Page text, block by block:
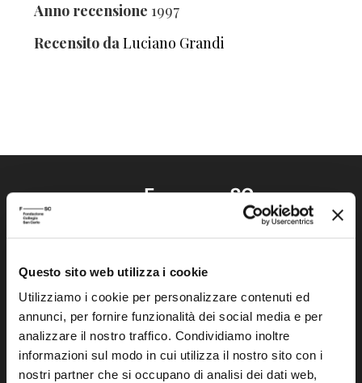
Questo sito web utilizza i cookie
Utilizziamo i cookie per personalizzare contenuti ed
annunci, per fornire funzionalità dei social media e per
analizzare il nostro traffico. Condividiamo inoltre
informazioni sul modo in cui utilizza il nostro sito con i
nostri partner che si occupano di analisi dei dati web,
Anno recensione 1997
Recensito daLuciano Grandi
Fondazione Collegio San Carlo
Via San Carlo 5
41121 Modena (MO)
P.I. 00641060363